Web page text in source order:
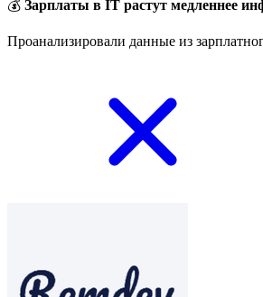
💰 Зарплаты в IT растут медленнее
Проанализировали данные из